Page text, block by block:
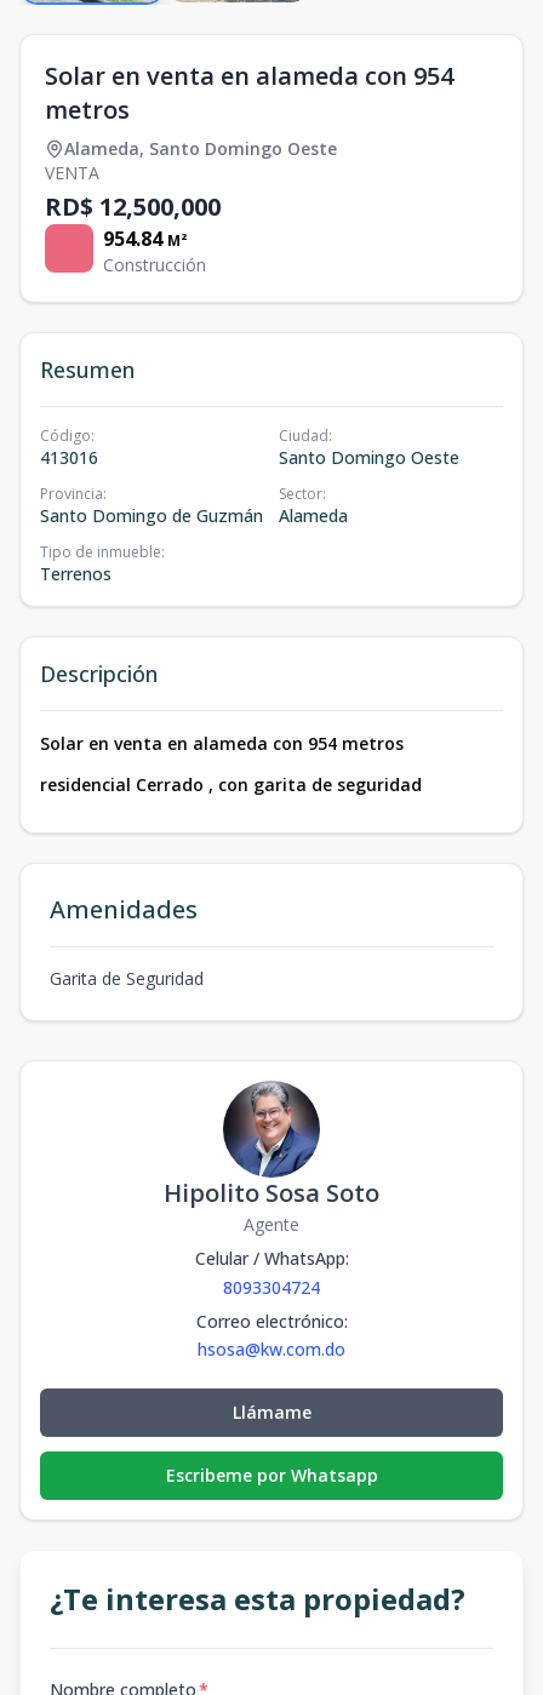
Solar en venta en alameda con 954
metros
Alameda, Santo Domingo Oeste
VENTA
RD$ 12,500,000
954.84 M²
Construcción
Resumen
Código:
413016
Ciudad:
Santo Domingo Oeste
Provincia:
Santo Domingo de Guzmán
Sector:
Alameda
Tipo de inmueble:
Terrenos
Descripción
Solar en venta en alameda con 954 metros
residencial Cerrado , con garita de seguridad
Amenidades
Garita de Seguridad
Hipolito Sosa Soto
Agente
Celular / WhatsApp:
8093304724
Correo electrónico:
hsosa@kw.com.do
Llámame
Escribeme por Whatsapp
¿Te interesa esta propiedad?
Nombre completo*